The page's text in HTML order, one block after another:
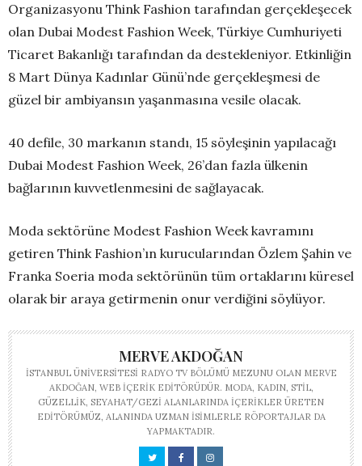
Organizasyonu Think Fashion tarafından gerçekleşecek
olan Dubai Modest Fashion Week, Türkiye Cumhuriyeti
Ticaret Bakanlığı tarafından da destekleniyor. Etkinliğin
8 Mart Dünya Kadınlar Günü’nde gerçekleşmesi de
güzel bir ambiyansın yaşanmasına vesile olacak.
40 defile, 30 markanın standı, 15 söyleşinin yapılacağı
Dubai Modest Fashion Week, 26’dan fazla ülkenin
bağlarının kuvvetlenmesini de sağlayacak.
Moda sektörüne Modest Fashion Week kavramını
getiren Think Fashion’ın kurucularından Özlem Şahin ve
Franka Soeria moda sektörünün tüm ortaklarını küresel
olarak bir araya getirmenin onur verdiğini söylüyor.
MERVE AKDOĞAN
İSTANBUL ÜNIVERSITESI RADYO TV BÖLÜMÜ MEZUNU OLAN MERVE
AKDOĞAN, WEB IÇERIK EDITÖRÜDÜR. MODA, KADIN, STIL,
GÜZELLIK, SEYAHAT/GEZI ALANLARINDA IÇERIKLER ÜRETEN
EDITÖRÜMÜZ, ALANINDA UZMAN ISIMLERLE RÖPORTAJLAR DA
YAPMAKTADIR.